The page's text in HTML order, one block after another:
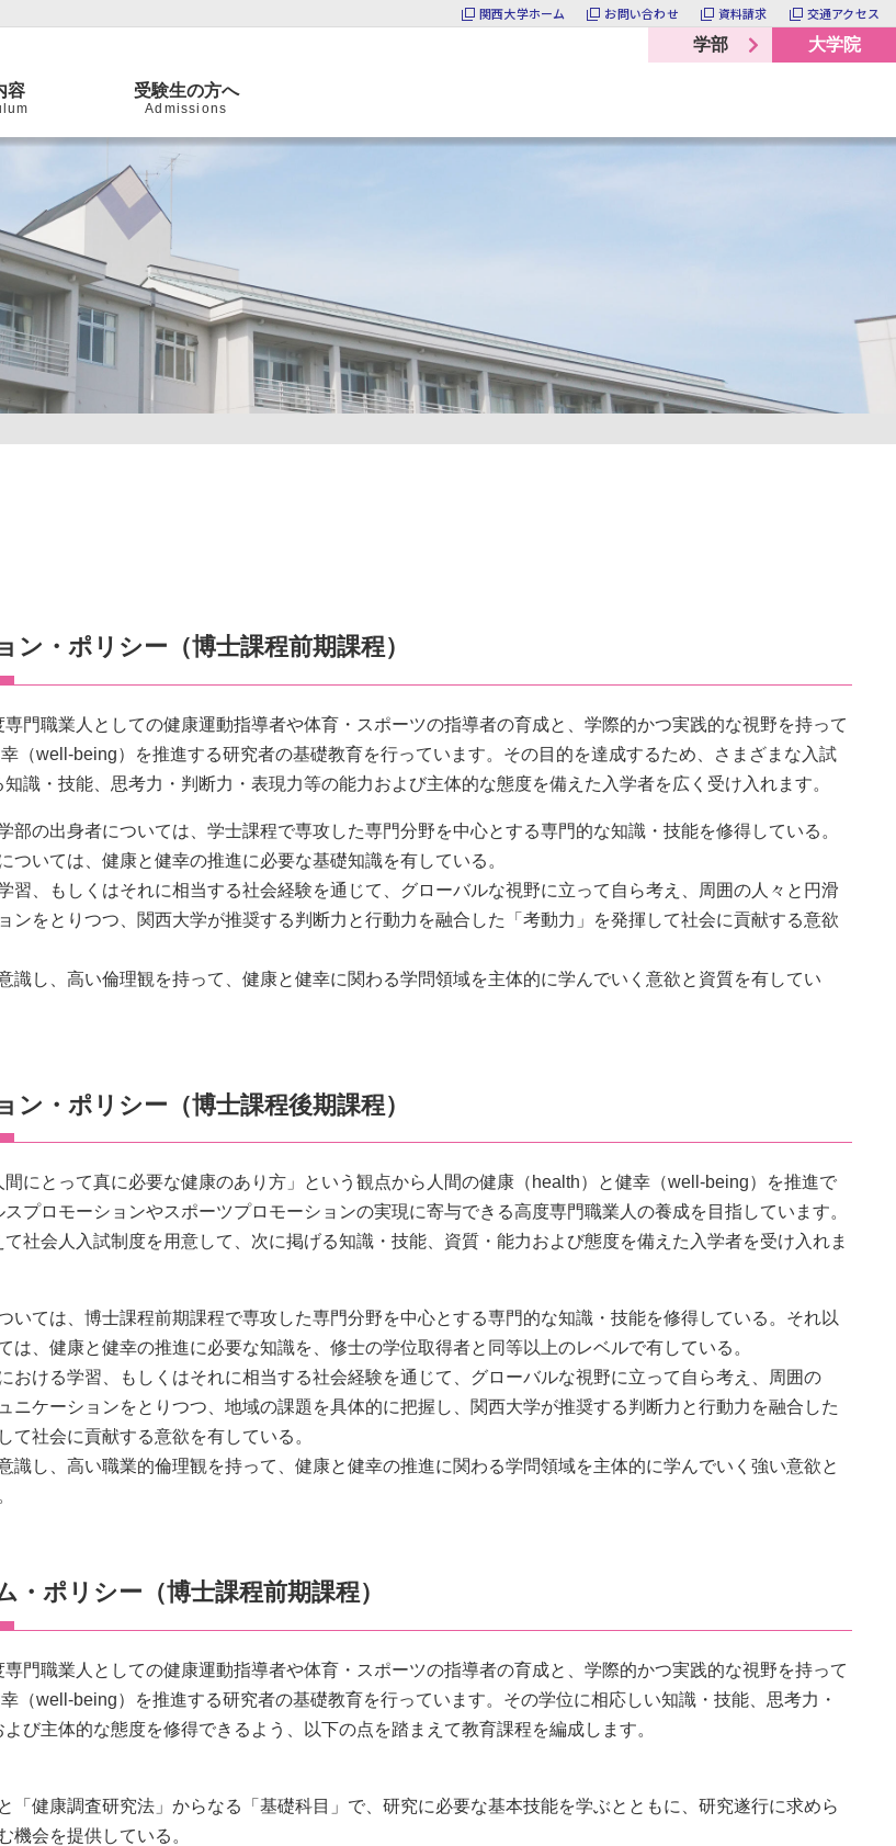
関西大学ホーム お問い合わせ 資料請求 交通アクセス
学部 大学院
容 受験生の方へ
Admissions
ン・ポリシー（博士課程前期課程）
専門職業人としての健康運動指導者や体育・スポーツの指導者の育成と、学際的かつ実践的な視野を持って
（well-being）を推進する研究者の基礎教育を行っています。その目的を達成するため、さまざまな入試
識・技能、思考力・判断力・表現力等の能力および主体的な態度を備えた入学者を広く受け入れます。
部の出身者については、学士課程で専攻した専門分野を中心とする専門的な知識・技能を修得している。
ついては、健康と健幸の推進に必要な基礎知識を有している。
習、もしくはそれに相当する社会経験を通じて、グローバルな視野に立って自ら考え、周囲の人々と円滑
ンをとりつつ、関西大学が推奨する判断力と行動力を融合した「考動力」を発揮して社会に貢献する意欲
識し、高い倫理観を持って、健康と健幸に関わる学問領域を主体的に学んでいく意欲と資質を有してい
ン・ポリシー（博士課程後期課程）
間にとって真に必要な健康のあり方」という観点から人間の健康（health）と健幸（well-being）を推進で
プロモーションやスポーツプロモーションの実現に寄与できる高度専門職業人の養成を目指しています。
社会人入試制度を用意して、次に掲げる知識・技能、資質・能力および態度を備えた入学者を受け入れま
いては、博士課程前期課程で専攻した専門分野を中心とする専門的な知識・技能を修得している。それ以
は、健康と健幸の推進に必要な知識を、修士の学位取得者と同等以上のレベルで有している。
おける学習、もしくはそれに相当する社会経験を通じて、グローバルな視野に立って自ら考え、周囲の
ニケーションをとりつつ、地域の課題を具体的に把握し、関西大学が推奨する判断力と行動力を融合した
て社会に貢献する意欲を有している。
識し、高い職業的倫理観を持って、健康と健幸の推進に関わる学問領域を主体的に学んでいく強い意欲と
・ポリシー（博士課程前期課程）
専門職業人としての健康運動指導者や体育・スポーツの指導者の育成と、学際的かつ実践的な視野を持って
（well-being）を推進する研究者の基礎教育を行っています。その学位に相応しい知識・技能、思考力・
び主体的な態度を修得できるよう、以下の点を踏まえて教育課程を編成します。
「健康調査研究法」からなる「基礎科目」で、研究に必要な基本技能を学ぶとともに、研究遂行に求めら
機会を提供している。